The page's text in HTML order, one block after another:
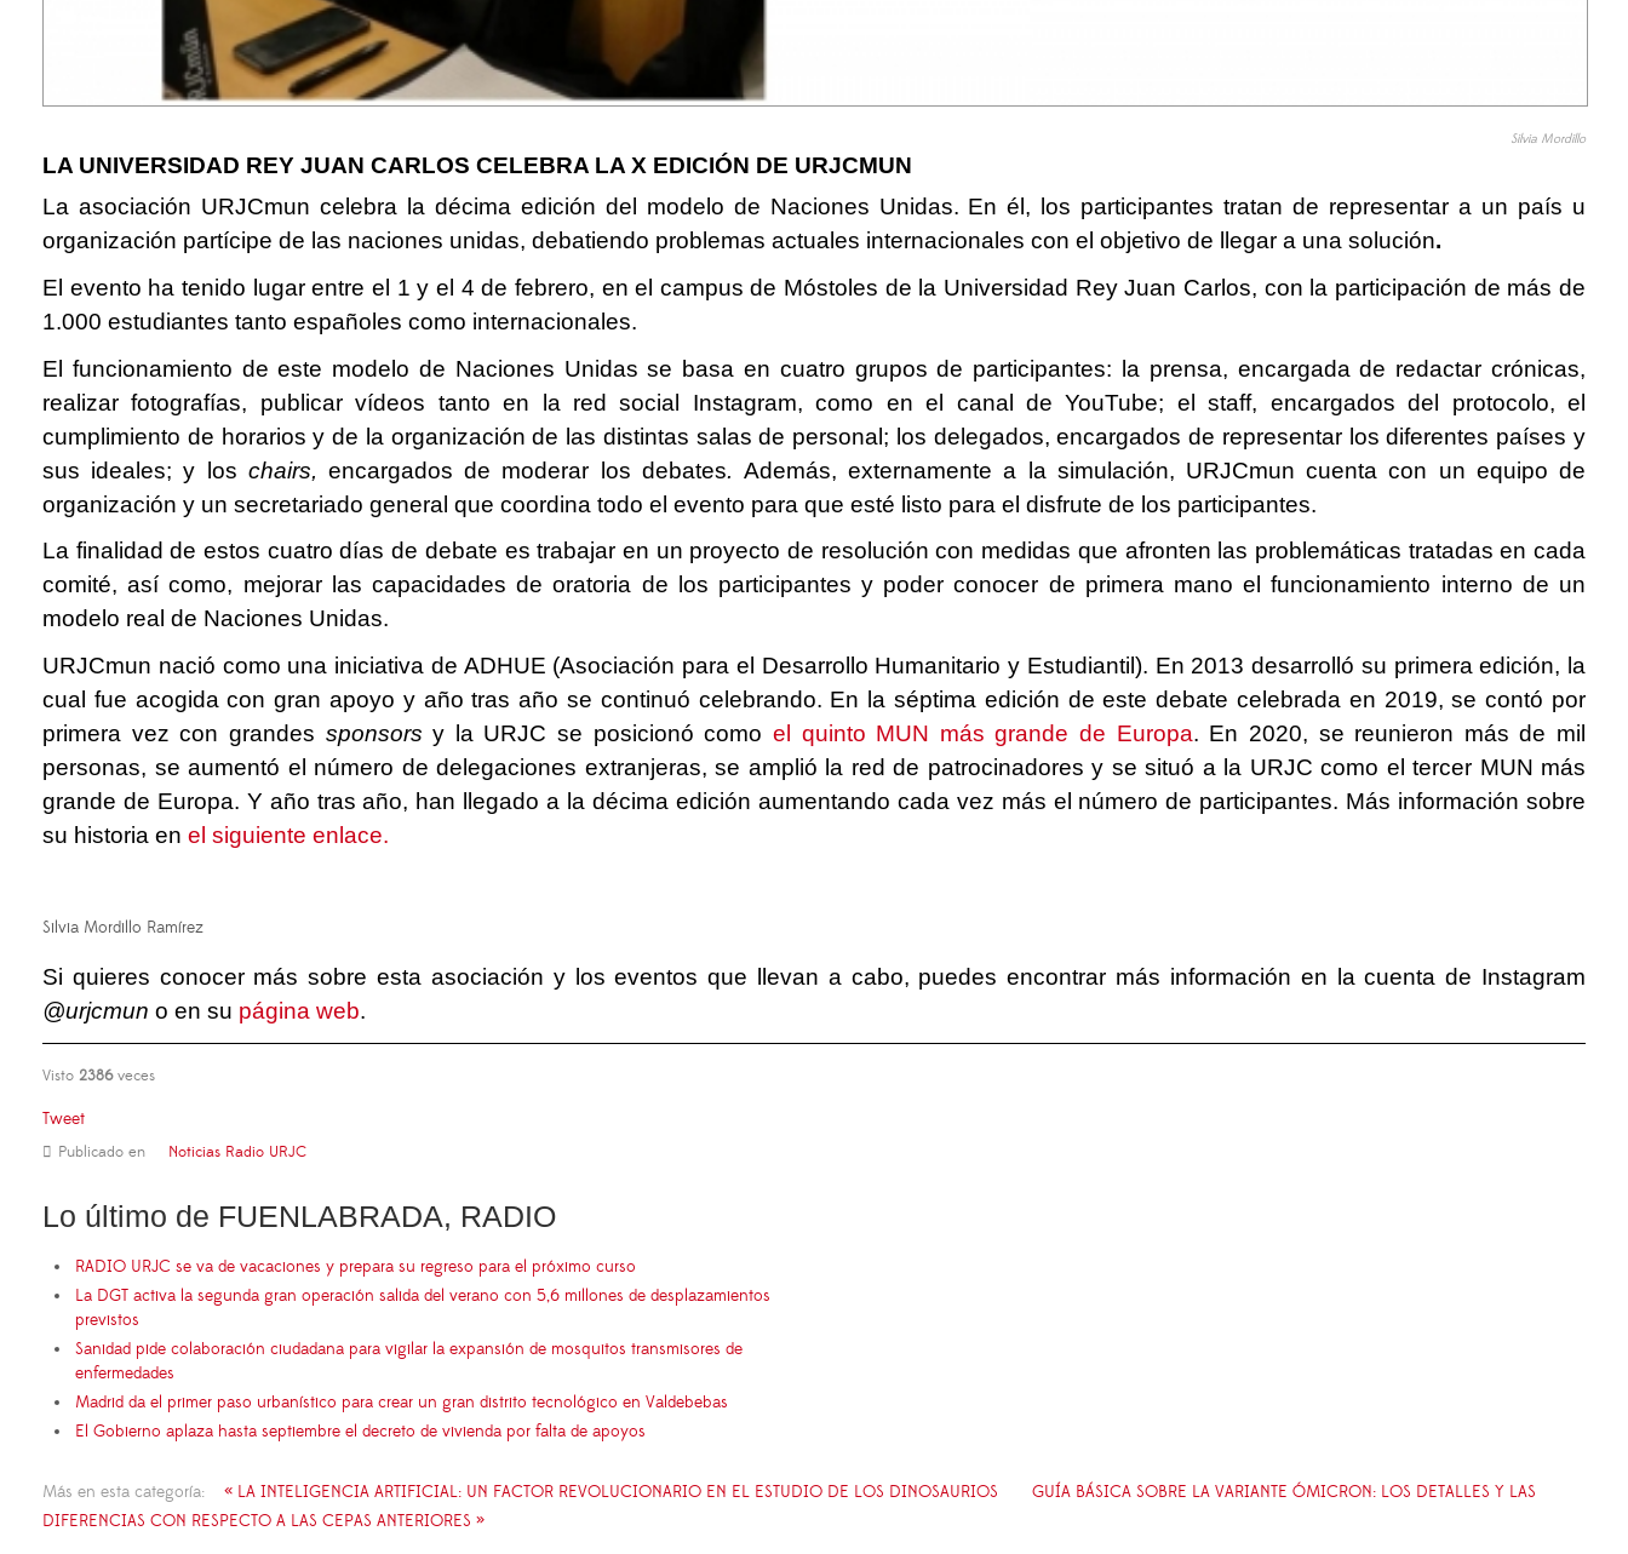
Silvia Mordillo
LA UNIVERSIDAD REY JUAN CARLOS CELEBRA LA X EDICIÓN DE URJCMUN
La asociación URJCmun celebra la décima edición del modelo de Naciones Unidas. En él, los participantes tratan de representar a un país u
organización partícipe de las naciones unidas, debatiendo problemas actuales internacionales con el objetivo de llegar a una solución.
El evento ha tenido lugar entre el 1 y el 4 de febrero, en el campus de Móstoles de la Universidad Rey Juan Carlos, con la participación de más de
1.000 estudiantes tanto españoles como internacionales.
El funcionamiento de este modelo de Naciones Unidas se basa en cuatro grupos de participantes: la prensa, encargada de redactar crónicas,
realizar fotografías, publicar vídeos tanto en la red social Instagram, como en el canal de YouTube; el staff, encargados del protocolo, el
cumplimiento de horarios y de la organización de las distintas salas de personal; los delegados, encargados de representar los diferentes países y
sus ideales; y los chairs,encargados de moderar los debates.Además, externamente a la simulación, URJCmun cuenta con un equipo de
organización y un secretariado general que coordina todo el evento para que esté listo para el disfrute de los participantes.
La finalidad de estos cuatro días de debate es trabajar en un proyecto de resolución con medidas que afronten las problemáticas tratadas en cada
comité, así como, mejorar las capacidades de oratoria de los participantes y poder conocer de primera mano el funcionamiento interno de un
modelo real de Naciones Unidas.
URJCmun nació como una iniciativa de ADHUE (Asociación para el Desarrollo Humanitario y Estudiantil). En 2013 desarrolló su primera edición, la
cual fue acogida con gran apoyo y año tras año se continuó celebrando. En la séptima edición de este debate celebrada en 2019, se contó por
primera vez con grandes sponsors y la URJC se posicionó como el quinto MUN más grande de Europa. En 2020, se reunieron más de mil
personas, se aumentó el número de delegaciones extranjeras, se amplió la red de patrocinadores y se situó a la URJC como el tercer MUN más
grande de Europa. Y año tras año, han llegado a la décima edición aumentando cada vez más el número de participantes. Más información sobre
su historia en el siguiente enlace.
Silvia Mordillo Ramírez
Si quieres conocer más sobre esta asociación y los eventos que llevan a cabo, puedes encontrar más información en la cuenta de Instagram
@urjcmun o en su página web.
Visto 2386veces
Tweet
Publicado en Noticias Radio URJC
Lo último de FUENLABRADA, RADIO
RADIO URJC se va de vacaciones y prepara su regreso para el próximo curso
La DGT activa la segunda gran operación salida del verano con 5,6 millones de desplazamientos
previstos
Sanidad pide colaboración ciudadana para vigilar la expansión de mosquitos transmisores de
enfermedades
Madrid da el primer paso urbanístico para crear un gran distrito tecnológico en Valdebebas
El Gobierno aplaza hasta septiembre el decreto de vivienda por falta de apoyos
Más en esta categoría: « LA INTELIGENCIA ARTIFICIAL: UN FACTOR REVOLUCIONARIO EN EL ESTUDIO DE LOS DINOSAURIOS
GUÍA BÁSICA SOBRE LA VARIANTE ÓMICRON: LOS DETALLES Y LAS
DIFERENCIAS CON RESPECTO A LAS CEPAS ANTERIORES »